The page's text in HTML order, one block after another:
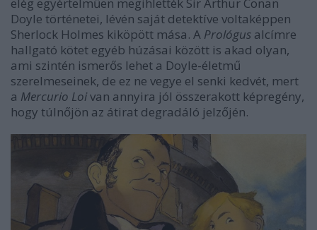
Doyle történetei, lévén saját detektíve voltaképpen
Sherlock Holmes kiköpött mása. A Prológus alcímre
hallgató kötet egyéb húzásai között is akad olyan,
ami szintén ismerős lehet a Doyle-életmű
szerelmeseinek, de ez ne vegye el senki kedvét, mert
a Mercurio Loivan annyira jól összerakott képregény,
hogy túlnőjön az átirat degradáló jelzőjén.